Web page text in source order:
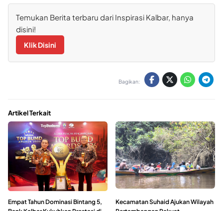
Temukan Berita terbaru dari Inspirasi Kalbar, hanya
disini!
Klik Disini
Bagikan:
Artikel Terkait
Empat Tahun Dominasi Bintang 5,
Kecamatan Suhaid Ajukan Wilayah